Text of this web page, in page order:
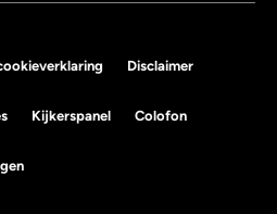
Disclaimer
Kijkerspanel Colofon